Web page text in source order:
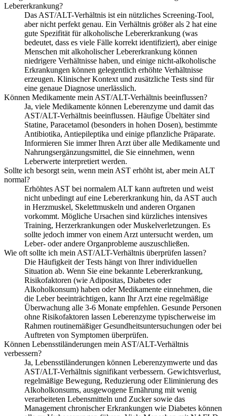
Lebererkrankung?
Das AST/ALT-Verhältnis ist ein nützliches Screening-Tool,
aber nicht perfekt genau. Ein Verhältnis größer als 2 hat eine
gute Spezifität für alkoholische Lebererkrankung (was
bedeutet, dass es viele Fälle korrekt identifiziert), aber einige
Menschen mit alkoholischer Lebererkrankung können
niedrigere Verhältnisse haben, und einige nicht-alkoholische
Erkrankungen können gelegentlich erhöhte Verhältnisse
erzeugen. Klinischer Kontext und zusätzliche Tests sind für
eine genaue Diagnose unerlässlich.
Können Medikamente mein AST/ALT-Verhältnis beeinflussen?
Ja, viele Medikamente können Leberenzyme und damit das
AST/ALT-Verhältnis beeinflussen. Häufige Übeltäter sind
Statine, Paracetamol (besonders in hohen Dosen), bestimmte
Antibiotika, Antiepileptika und einige pflanzliche Präparate.
Informieren Sie immer Ihren Arzt über alle Medikamente und
Nahrungsergänzungsmittel, die Sie einnehmen, wenn
Leberwerte interpretiert werden.
Sollte ich besorgt sein, wenn mein AST erhöht ist, aber mein ALT
normal?
Erhöhtes AST bei normalem ALT kann auftreten und weist
nicht unbedingt auf eine Lebererkrankung hin, da AST auch
in Herzmuskel, Skelettmuskeln und anderen Organen
vorkommt. Mögliche Ursachen sind kürzliches intensives
Training, Herzerkrankungen oder Muskelverletzungen. Es
sollte jedoch immer von einem Arzt untersucht werden, um
Leber- oder andere Organprobleme auszuschließen.
Wie oft sollte ich mein AST/ALT-Verhältnis überprüfen lassen?
Die Häufigkeit der Tests hängt von Ihrer individuellen
Situation ab. Wenn Sie eine bekannte Lebererkrankung,
Risikofaktoren (wie Adipositas, Diabetes oder
Alkoholkonsum) haben oder Medikamente einnehmen, die
die Leber beeinträchtigen, kann Ihr Arzt eine regelmäßige
Überwachung alle 3-6 Monate empfehlen. Gesunde Personen
ohne Risikofaktoren lassen Leberenzyme typischerweise im
Rahmen routinemäßiger Gesundheitsuntersuchungen oder bei
Auftreten von Symptomen überprüfen.
Können Lebensstiländerungen mein AST/ALT-Verhältnis
verbessern?
Ja, Lebensstiländerungen können Leberenzymwerte und das
AST/ALT-Verhältnis signifikant verbessern. Gewichtsverlust,
regelmäßige Bewegung, Reduzierung oder Eliminierung des
Alkoholkonsums, ausgewogene Ernährung mit wenig
verarbeiteten Lebensmitteln und Zucker sowie das
Management chronischer Erkrankungen wie Diabetes können